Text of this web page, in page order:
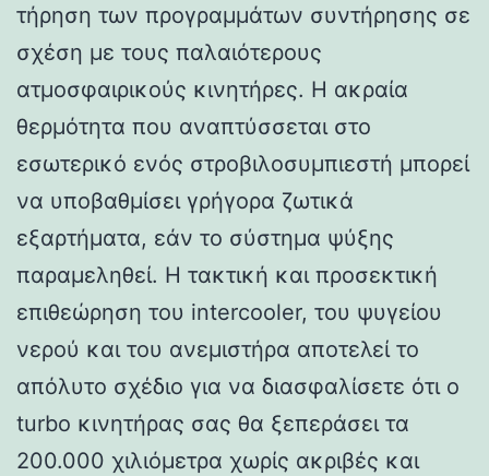
τήρηση των προγραμμάτων συντήρησης σε
σχέση με τους παλαιότερους
ατμοσφαιρικούς κινητήρες. Η ακραία
θερμότητα που αναπτύσσεται στο
εσωτερικό ενός στροβιλοσυμπιεστή μπορεί
να υποβαθμίσει γρήγορα ζωτικά
εξαρτήματα, εάν το σύστημα ψύξης
παραμεληθεί. Η τακτική και προσεκτική
επιθεώρηση του intercooler, του ψυγείου
νερού και του ανεμιστήρα αποτελεί το
απόλυτο σχέδιο για να διασφαλίσετε ότι ο
turbo κινητήρας σας θα ξεπεράσει τα
200.000 χιλιόμετρα χωρίς ακριβές και